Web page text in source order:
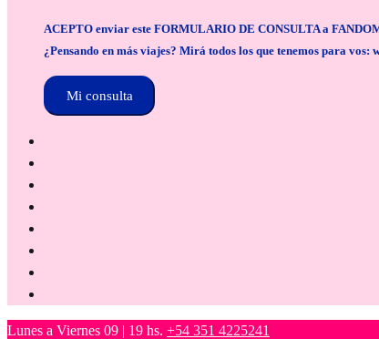
ACEPTO enviar este FORMULARIO DE CONSULTA a
¿Pensando en más viajes? Mirá todos los que tenemos para vos:
Lunes a Viernes 09 | 19 hs. +54 351 4225241